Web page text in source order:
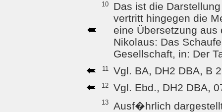
10
Das ist die
vertritt hingegen die
eine Übersetzung
Nikolaus: Das
Gesellschaft, in: Der
11 Vgl. BA, DH2 DBA, B
12 Vgl. Ebd., DH2 DBA,
13
Ausf�hrlich